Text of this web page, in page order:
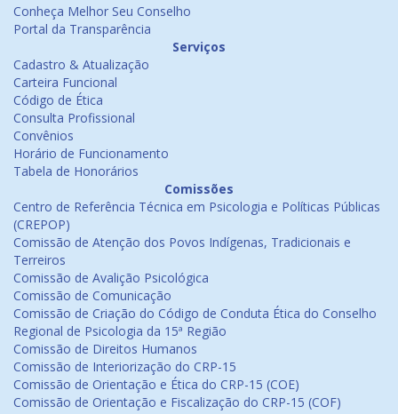
Conheça Melhor Seu Conselho
Portal da Transparência
Serviços
Cadastro & Atualização
Carteira Funcional
Código de Ética
Consulta Profissional
Convênios
Horário de Funcionamento
Tabela de Honorários
Comissões
Centro de Referência Técnica em Psicologia e Políticas Públicas
(CREPOP)
Comissão de Atenção dos Povos Indígenas, Tradicionais e
Terreiros
Comissão de Avalição Psicológica
Comissão de Comunicação
Comissão de Criação do Código de Conduta Ética do Conselho
Regional de Psicologia da 15ª Região
Comissão de Direitos Humanos
Comissão de Interiorização do CRP-15
Comissão de Orientação e Ética do CRP-15 (COE)
Comissão de Orientação e Fiscalização do CRP-15 (COF)